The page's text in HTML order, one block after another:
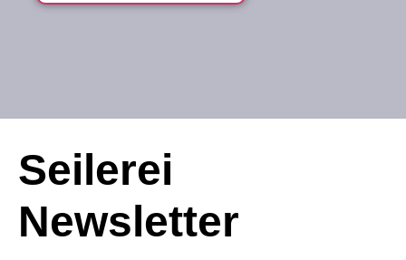
Seilerei
Newsletter